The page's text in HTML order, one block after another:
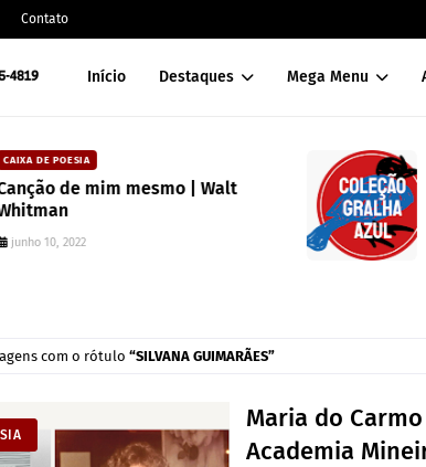
Contato
Início Destaques Mega Menu
CARLOS MACHADO
Editora Toma Aí Um Poema lança
coleção para valorizar literatura
paranaense
julho 10, 2025
com o rótulo SILVANA GUIMARÃES
Maria do
Academia